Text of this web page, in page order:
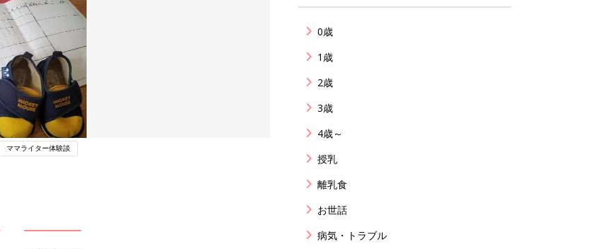
ママライター体験談
0歳
1歳
2歳
3歳
4歳～
授乳
離乳食
お世話
病気・トラブル